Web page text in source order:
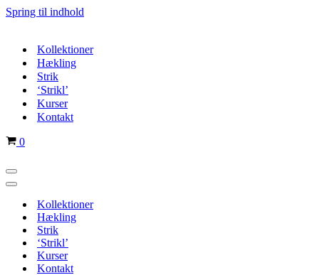
Spring til indhold
Kollektioner
Hækling
Strik
‘Strikl’
Kurser
Kontakt
Indkøbskurv
0
Navigation
menu
Navigation
Kollektioner
Hækling
Strik
‘Strikl’
Kurser
Kontakt